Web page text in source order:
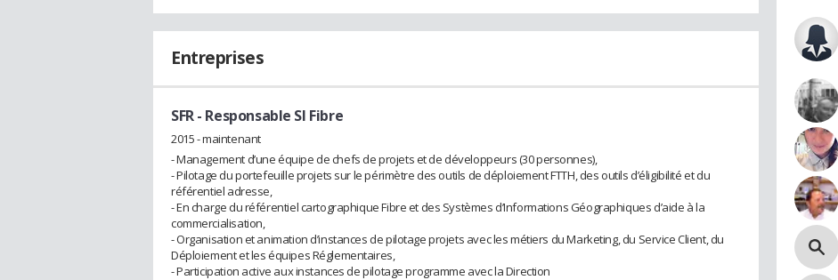
Entreprises
SFR- Responsable SI Fibre
2015 - maintenant
- Management d’une équipe de chefs de projets et de développeurs (30 personnes),
- Pilotage du portefeuille projets sur le périmètre des outils de déploiement FTTH, des outils d’éligibilité et du
référentiel adresse,
- En charge du référentiel cartographique Fibre et des Systèmes d’Informations Géographiques d’aide à la
commercialisation,
- Organisation et animation d’instances de pilotage projets avec les métiers du Marketing, du Service Client, du
Déploiement et les équipes Réglementaires,
- Participation active aux instances de pilotage programme avec la Direction